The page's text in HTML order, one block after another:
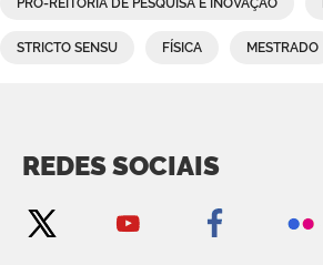
PRÓ-REITORIA DE PESQUISA E INOVAÇÃO
STRICTO SENSU FÍSICA MESTRADO
REDES SOCIAIS